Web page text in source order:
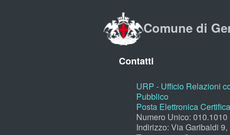
Comune di
Contatti
URP - Ufficio Relazioni
Pubblico
Posta Elettronica
Numero Unico: 010.1010
Indirizzo: Via Garibaldi